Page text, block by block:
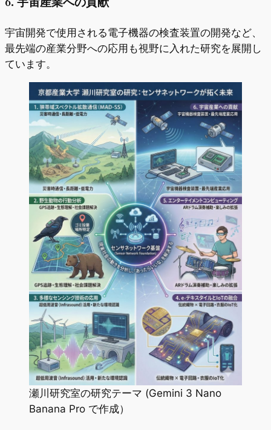
宇宙開発で使用される電子機器の検査装置の開発など、
最先端の産業分野への応用も視野に入れた研究を展開し
ています。
瀬川研究室の研究テーマ (Gemini 3 Nano
Banana Pro で作成）